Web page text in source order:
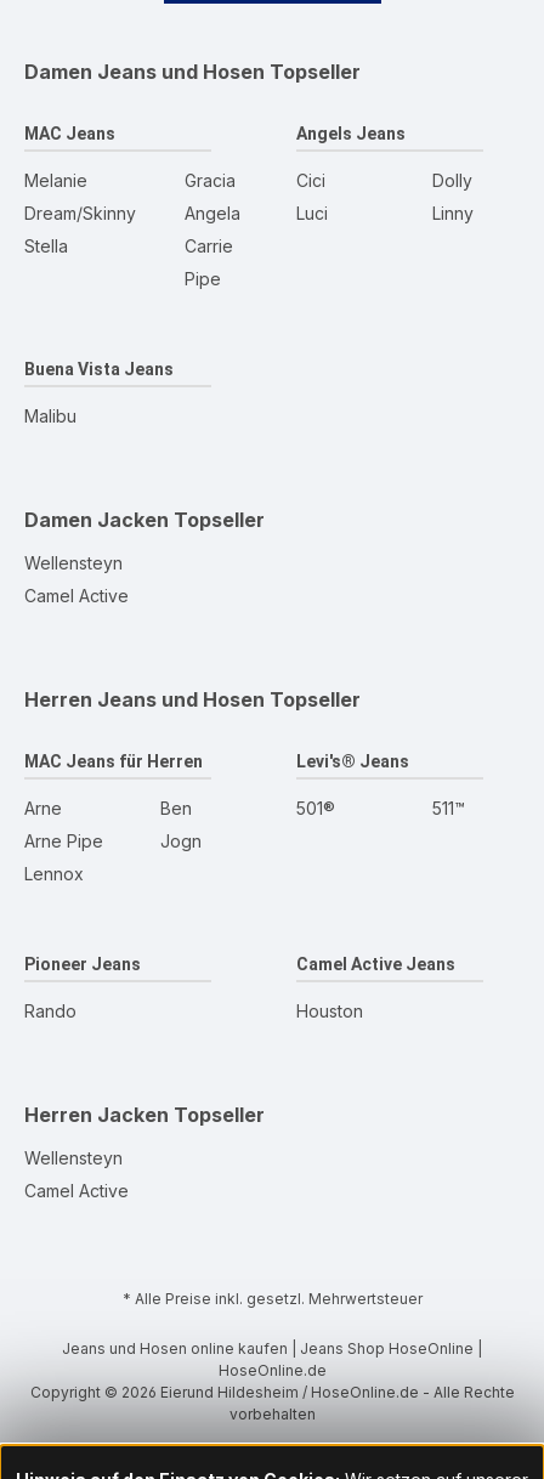
Damen Jeans und Hosen Topseller
MAC Jeans
Melanie
Dream/Skinny
Stella
Gracia
Angela
Carrie
Pipe
Angels Jeans
Cici
Luci
Dolly
Linny
Buena Vista Jeans
Malibu
Damen Jacken Topseller
Wellensteyn
Camel Active
Herren Jeans und Hosen Topseller
MAC Jeans für Herren
Arne
Arne Pipe
Lennox
Ben
Jogn
Levi's® Jeans
501® 511™
Pioneer Jeans
Rando
Camel Active Jeans
Houston
Herren Jacken Topseller
Wellensteyn
Camel Active
* Alle Preise inkl. gesetzl. Mehrwertsteuer
Jeans und Hosen online kaufen | Jeans Shop HoseOnline |
HoseOnline.de
Copyright © 2026 Eierund Hildesheim / HoseOnline.de - Alle Rechte
vorbehalten